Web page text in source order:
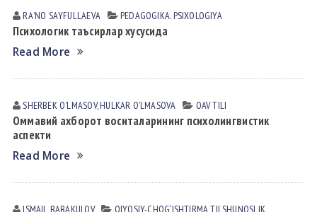
RAʼNO SАYFULLАEVА PEDАGOGIKА. PSIXOLOGIYA
Психологик таъсирлар хусусида
Read More
SHERBEK OʼLMАSOV, HULKAR OʼLMАSOVА OAV TILI
Оммавий ахборот воситаларининг психолингвистик
аспекти
Read More
ISMAIL BАBАKULOV QIYOSIY-CHOG‘ISHTIRMA TILSHUNOSLIK